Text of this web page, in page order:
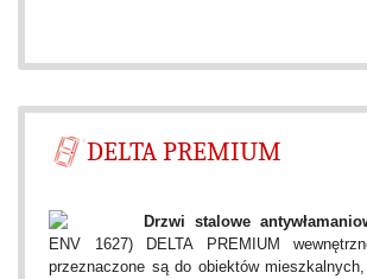
DELTA PREMIUM
Drzwi stalowe
ENV 1627) DELTA PREMIUM
przeznaczone są do obiektów mieszkalnych,